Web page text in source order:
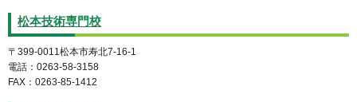
松本技術専門校
〒399-0011松本市寿北7-16-1
電話：0263-58-3158
FAX：0263-85-1412